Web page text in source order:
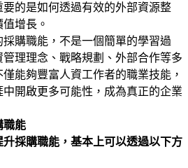
的是如何透過有效的外部資源整
增長。
購職能，不是一個簡單的學習過
理理念、戰略規劃、外部合作等多
能夠豐富人資工作者的職業技能，
開啟更多可能性，成為真正的企業
職能
採購職能，基本上可以透過以下方